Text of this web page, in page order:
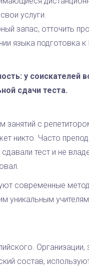
услуги.
запас, отточить
языка подготовка к
у соискателей
сдачи теста.
с
никто. Часто
тест и не
современные
уникальным
состав,